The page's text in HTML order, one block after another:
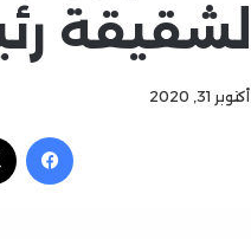
الشقيقة
أكتوبر 31, 2020